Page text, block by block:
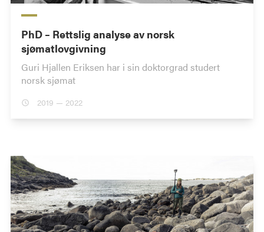
PhD – Rettslig analyse av norsk
sjømatlovgivning
Guri Hjallen Eriksen har i sin doktorgrad studert
norsk sjømat
2019 — 2022